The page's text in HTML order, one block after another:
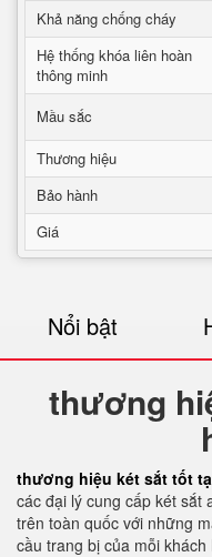
Khả năng chống cháy
Hệ thống khóa liên hoàn
thông minh
Mầu sắc
Thương hiệu
Bảo hành
Giá
Nổi bật
thương
thương hiệu két sắt tốt
các đại lý cung cấp két sắt
trên toàn quốc với những
cầu trang bị của mỗi khách